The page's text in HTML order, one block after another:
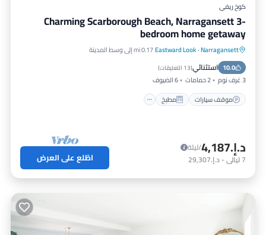
كوخ ريفي
Charming Scarborough Beach, Narragansett 3-
bedroom home getaway
Narragansett
·
Eastward Look0.17 mi إلى وسط المدينة
10.0 استثنائي(13 التعليقات )
3 غرف نوم 2 حمامات
6 الضيوف
موقف سيارات
مطبخ
موقف سيارات مطبخ
مكيف هواء
إنترنت
د.إ.‏4,187
/ليلة
7ليالي- د.إ.‏29,307 اطّلع على العرض